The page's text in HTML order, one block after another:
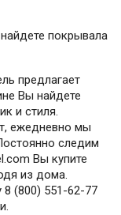
покрывала
предлагает
Вы найдете
и стиля.
ежедневно мы
следим
Вы купите
из дома.
8 (800) 551-62-77